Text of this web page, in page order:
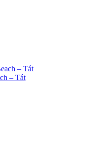
– Tát